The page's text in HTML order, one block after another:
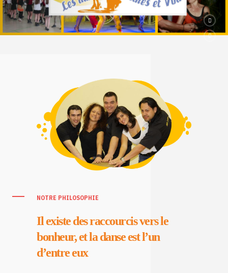
NOTRE PHILOSOPHIE
Il existe des raccourcis vers le
bonheur, et la danse est l’un
d’entre eux